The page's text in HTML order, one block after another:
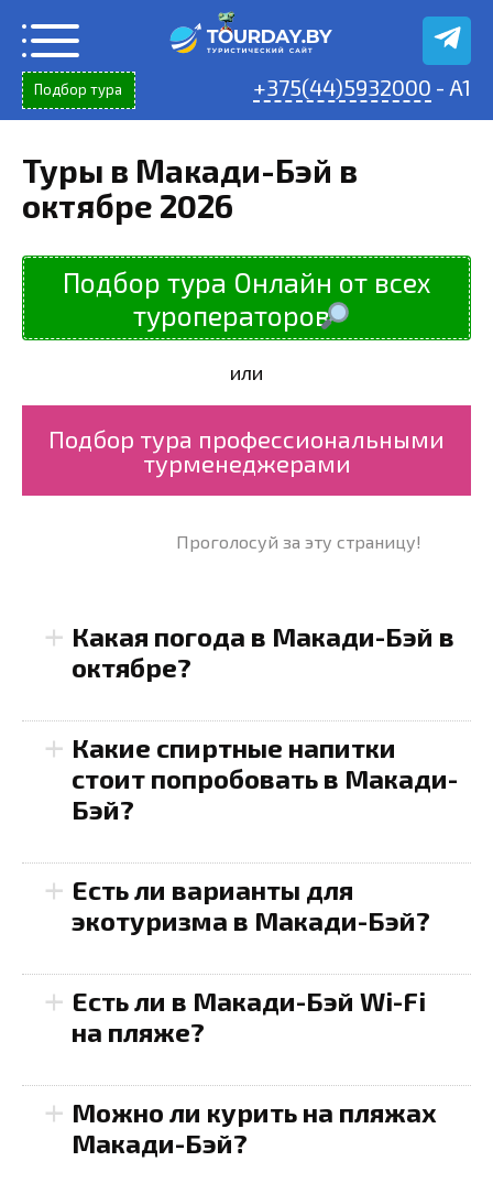
содержанию
Подбор тура +375(44)5932000 - A1
Туры в Макади-Бэй в
октябре 2026
Подбор тура Онлайн от всех
туроператоров
или
Подбор тура профессиональными
турменеджерами
Проголосуй за эту страницу!
+ Какая погода в Макади-Бэй в
октябре?
33 °C
20
25-27 °C
+ Какие спиртные напитки
стоит попробовать в Макади-
Бэй?
Omar Khayyam
+ Есть ли варианты для
экотуризма в Макади-Бэй?
Wadi El Gemal
+ Есть ли в Макади-Бэй Wi-Fi
на пляже?
+ Можно ли курить на пляжах
Макади-Бэй?